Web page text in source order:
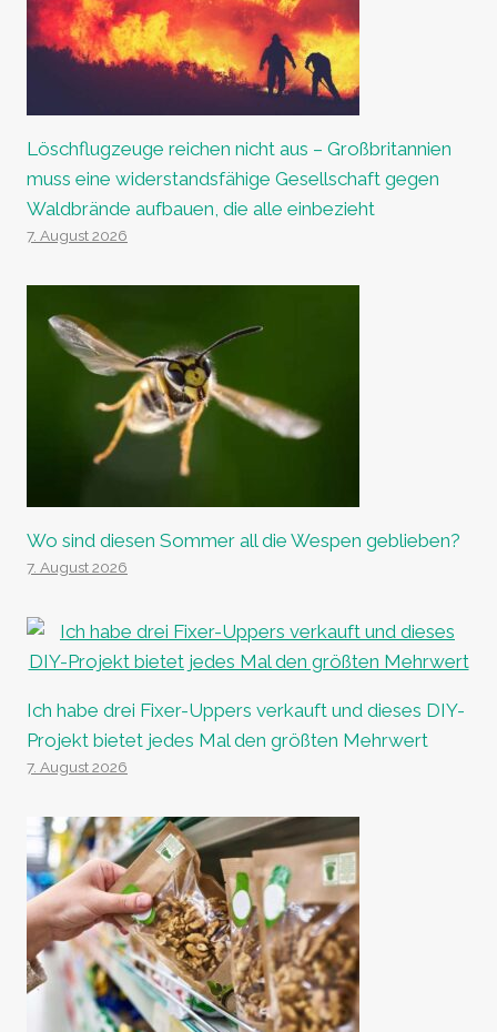
Löschflugzeuge reichen nicht aus – Großbritannien
muss eine widerstandsfähige Gesellschaft gegen
Waldbrände aufbauen, die alle einbezieht
7. August 2026
Wo sind diesen Sommer all die Wespen geblieben?
7. August 2026
Ich habe drei Fixer-Uppers verkauft und dieses DIY-
Projekt bietet jedes Mal den größten Mehrwert
7. August 2026